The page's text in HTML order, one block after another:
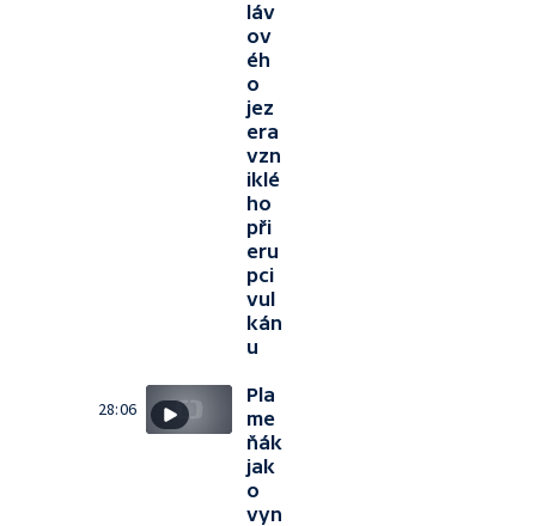
láv
ov
éh
o
jez
era
vzn
iklé
ho
při
eru
pci
vul
kán
u
28:06
Pla
me
ňák
jak
o
vyn